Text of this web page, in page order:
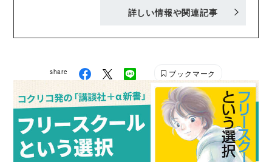
社勤務後、モンテッソーリ教師ディプロマ取得。2003
者、相良敦子氏との共著に『お母さんの工夫 モンテ
ッソーリ教育を手がかりとして』（文藝春秋）など多
数。監修に『親子で楽しんで、驚くほど身につく！こ
どもせいかつ百科』（講談社）ほか。
詳しい情報や関連記事
share ブックマーク